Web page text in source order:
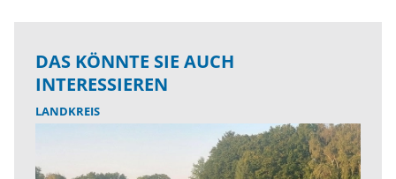
DAS KÖNNTE SIE AUCH
INTERESSIEREN
LANDKREIS